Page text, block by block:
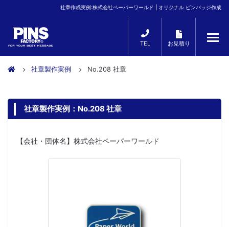
社章作成実例:株式会社ペーパーワールド | オリジナル ピンバッジ作成
TEL お見積り
社章製作実例 No.208 社章
社章製作実例：No.208 社章
【会社・団体名】株式会社ペーパーワールド